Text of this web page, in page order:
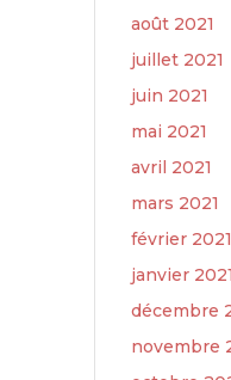
août 2021
juillet 2021
juin 2021
mai 2021
avril 2021
mars 2021
février 2021
janvier 2021
décembre
novembre